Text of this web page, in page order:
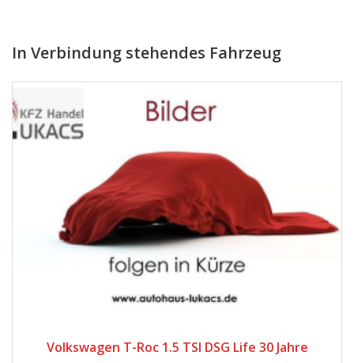
In Verbindung stehendes Fahrzeug
Volkswagen T-Roc 1.5 TSI DSG Life 30 Jahre